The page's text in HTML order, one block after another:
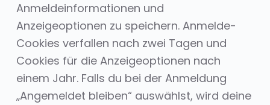
Anmeldeinformationen und
Anzeigeoptionen zu speichern. Anmelde-
Cookies verfallen nach zwei Tagen und
Cookies für die Anzeigeoptionen nach
einem Jahr. Falls du bei der Anmeldung
„Angemeldet bleiben“ auswählst, wird deine